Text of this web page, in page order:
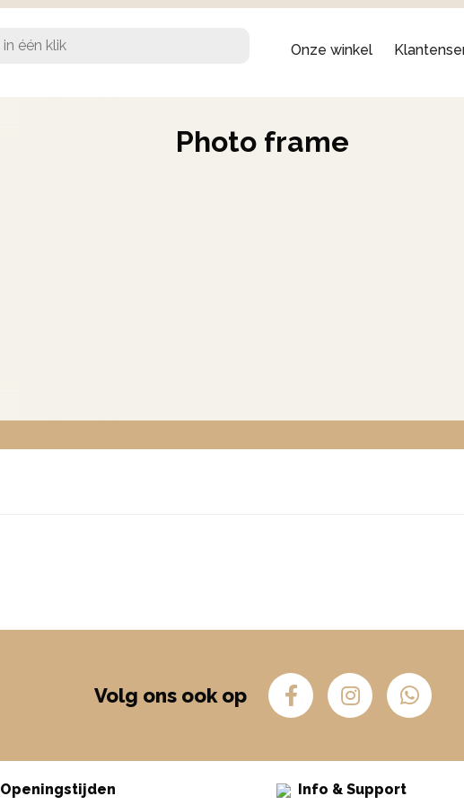
Onze winkel
Photo frame
Volg ons ook op
Openingstijden Info & Support